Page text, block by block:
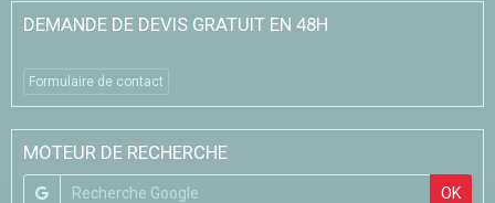
DEMANDE DE DEVIS GRATUIT EN 48H
Formulaire de contact
MOTEUR DE RECHERCHE
OK